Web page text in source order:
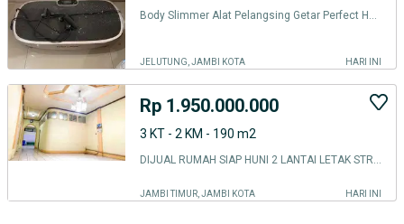
Body Slimmer Alat Pelangsing Getar Perfect Health
JELUTUNG, JAMBI KOTA HARI INI
Rp 1.950.000.000
3 KT - 2 KM - 190 m2
DIJUAL RUMAH SIAP HUNI 2 LANTAI LETAK STRATEGIS DI TALANGBANJAR, JAMBI
JAMBI TIMUR, JAMBI KOTA HARI INI